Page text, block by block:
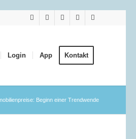
Login App Kontakt
Beginn einer Trendwende